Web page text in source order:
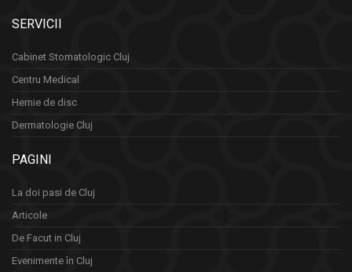
SERVICII
Cabinet Stomatologic Cluj
Centru Medical
Hernie de disc
Dermatologie Cluj
PAGINI
La doi pasi de Cluj
Articole
De Facut in Cluj
Evenimente în Cluj